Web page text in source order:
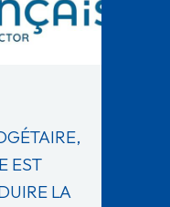
EST
LA